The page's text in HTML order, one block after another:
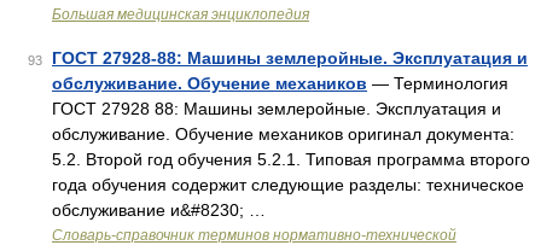
Большая медицинская энциклопедия
93
ГОСТ 27928-88: Машины землеройные. Эксплуатация и
обслуживание. Обучение механиков — Терминология
ГОСТ 27928 88: Машины землеройные. Эксплуатация и
обслуживание. Обучение механиков оригинал документа:
5.2. Второй год обучения 5.2.1. Типовая программа второго
года обучения содержит следующие разделы: техническое
обслуживание и&#8230; …
Словарь-справочник терминов нормативно-технической